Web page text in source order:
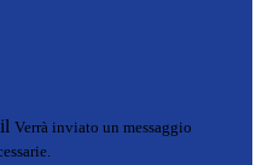
Verrà inviato un messaggio